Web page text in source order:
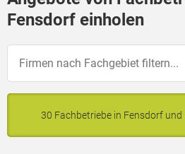
Fensdorf einholen
30 Fachbetriebe in Fensdorf